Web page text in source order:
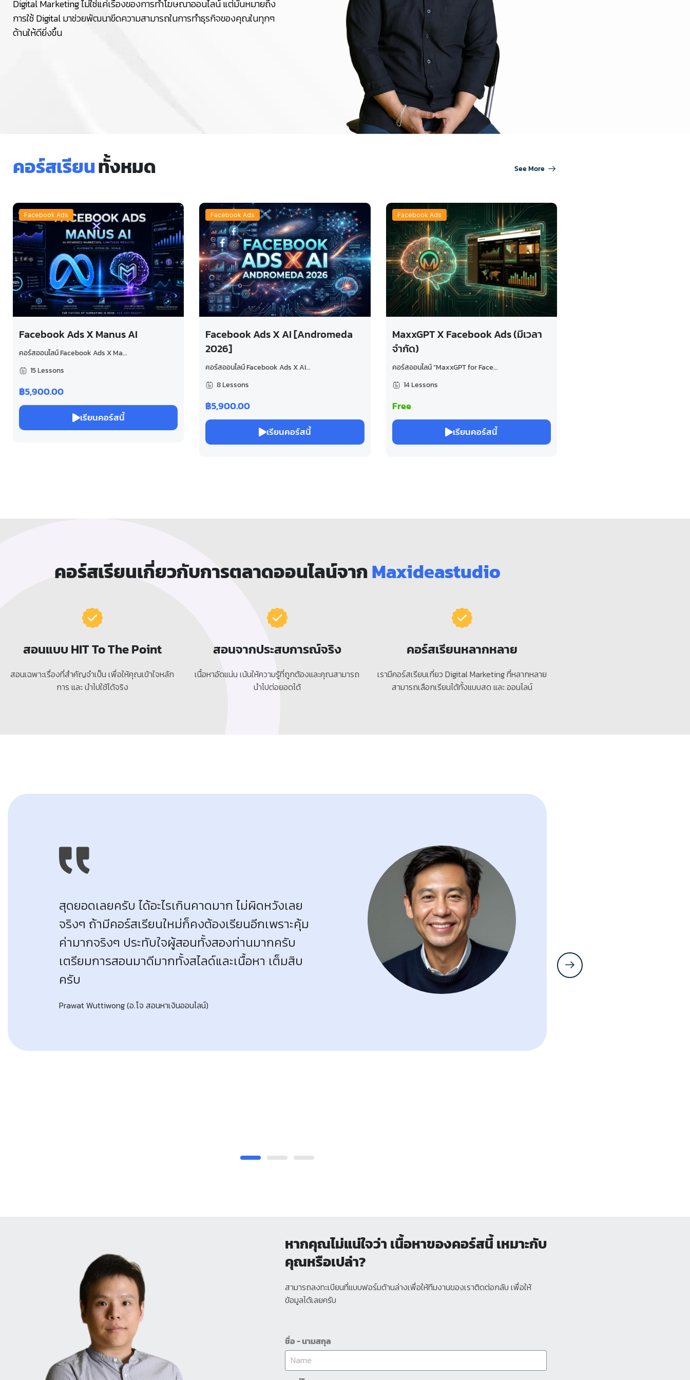
Digital Marketing ไม่ใช่แค่เรื่องของการทำโฆษณาออนไลน์ แต่มันหมายถึง
การใช้ Digital มาช่วยพัฒนาขีดความสามารถในการทำธุรกิจของคุณในทุกๆ
ด้านให้ดียิ่งขึ้น
ทั้งหมด
คอร์สเรียน See More
Facebook Ads
Facebook Ads X Manus AI
คอร์สออนไลน์ Facebook Ads X Ma...
15 Lessons
฿5,900.00
เรียนคอร์สนี้
Facebook Ads
Facebook Ads X AI [Andromeda
2026]
คอร์สออนไลน์ Facebook Ads X AI...
8 Lessons
฿5,900.00
เรียนคอร์สนี้
Facebook Ads
MaxxGPT X Facebook Ads (มีเวลา
จำกัด)
คอร์สออนไลน์ “MaxxGPT for Face...
14 Lessons
Free
เรียนคอร์สนี้
คอร์สเรียนเกี่ยวกับการตลาดออนไลน์จากMaxideastudio
สอนแบบ HIT To The Point
สอนเฉพาะเรื่องที่สำคัญจำเป็น เพื่อให้คุณเข้าใจหลัก
การ และ นำไปใช้ได้จริง
สอนจากประสบการณ์จริง
เนื้อหาอัดแน่น เน้นให้ความรู้ที่ถูกต้องและคุณสามารถ
นำไปต่อยอดได้
คอร์สเรียนหลากหลาย
เรามีคอร์สเรียนเกี่ยว Digital Marketing ที่หลากหลาย
สามารถเลือกเรียนได้ทั้งแบบสด และ ออนไลน์
สุดยอดเลยครับ ได้อะไรเกินคาดมาก ไม่ผิดหวังเลย
จริงๆ ถ้ามีคอร์สเรียนใหม่ก็คงต้องเรียนอีกเพราะคุ้ม
ค่ามากจริงๆ ประทับใจผู้สอนทั้งสองท่านมากครับ
เตรียมการสอนมาดีมากทั้งสไลด์และเนื้อหา เต็มสิบ
ครับ
Prawat Wuttiwong(อ.โจ สอนหาเงินออนไลน์)
หากคุณไม่แน่ใจว่า เนื้อหาของคอร์สนี้ เหมาะกับ
คุณหรือเปล่า?​
สามารถลงทะเบียนที่แบบฟอร์มด้านล่างเพื่อให้ทีมงานของเราติดต่อกลับ เพื่อให้
ข้อมูลได้เลยครับ
ชื่อ - นามสกุล